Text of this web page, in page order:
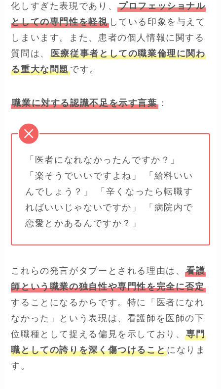
化しすぎた表現であり、プロフェッショナル
としての専門性を軽視している印象を与えて
しまいます。また、患者の個人情報に関する
質問は、 医療従事者としての職業倫理に関わ
る重大な問題です。
職業に対する認識不足を示す言葉：
「医者になれなかったんですか？」
「楽そうでいいですよね」 「給料いい
んでしょう？」 「辛くなったら転職す
ればいいじゃないですか」 「病院内で
恋愛とかあるんですか？」
これらの発言がタブーとされる理由は、看護
師という職業の独自性や専門性を完全に否定
することになるからです。特に「医者になれ
なかった」という表現は、看護師を医師の下
位職種として捉える偏見を示しており、専門
職としての誇りを深く傷つけることになりま
す。